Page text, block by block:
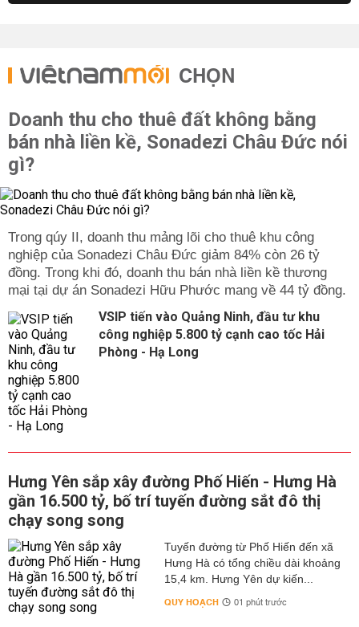
CHỌN
Doanh thu cho thuê đất không bằng
bán nhà liền kề, Sonadezi Châu Đức nói
gì?
Trong qúy II, doanh thu mảng lõi cho thuê khu công
nghiệp của Sonadezi Châu Đức giảm 84% còn 26 tỷ
đồng. Trong khi đó, doanh thu bán nhà liền kề thương
mại tại dự án Sonadezi Hữu Phước mang về 44 tỷ đồng.
VSIP tiến vào Quảng Ninh, đầu tư khu
công nghiệp 5.800 tỷ cạnh cao tốc Hải
Phòng - Hạ Long
Hưng Yên sắp xây đường Phố Hiến - Hưng Hà
gần 16.500 tỷ, bố trí tuyến đường sắt đô thị
chạy song song
Tuyến đường từ Phố Hiến đến xã
Hưng Hà có tổng chiều dài khoảng
15,4 km. Hưng Yên dự kiến...
QUY HOẠCH 01 phút trước